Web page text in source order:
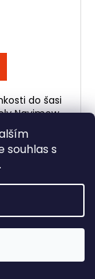
souhlas s
.
do šasi
Navimow